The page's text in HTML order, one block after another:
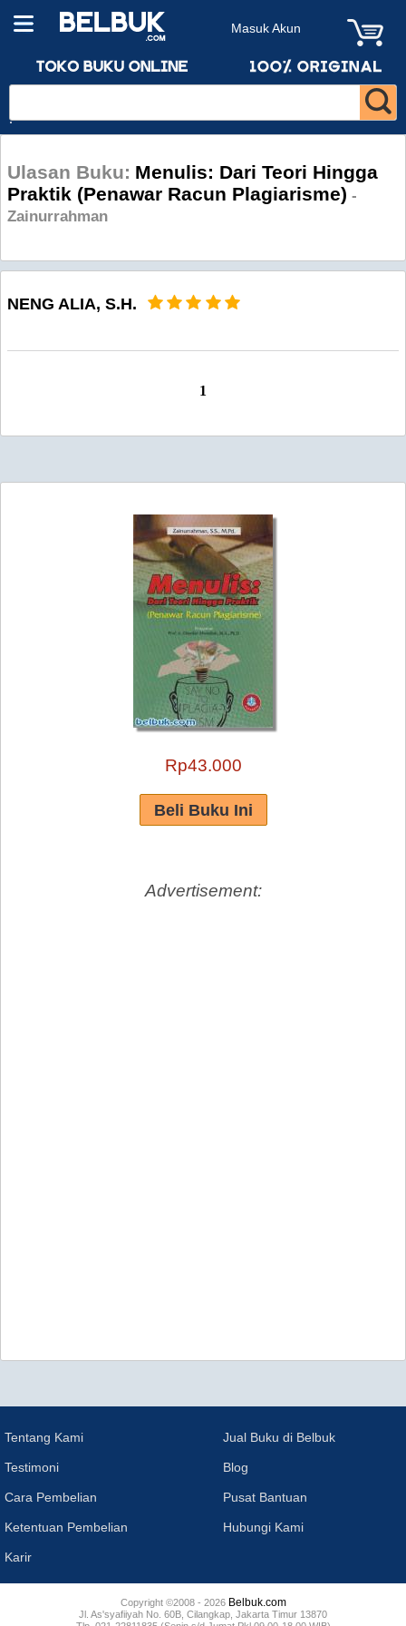
Masuk Akun
Ulasan Buku: Menulis: Dari Teori Hingga
Praktik (Penawar Racun Plagiarisme) -
Zainurrahman
NENG ALIA, S.H.
1
Rp43.000
Advertisement:
Tentang Kami
Testimoni
Cara Pembelian
Ketentuan Pembelian
Karir
Jual Buku di Belbuk
Blog
Pusat Bantuan
Hubungi Kami
Copyright ©2008 - 2026 Belbuk.com
Jl. As'syafiiyah No. 60B, Cilangkap, Jakarta Timur 13870